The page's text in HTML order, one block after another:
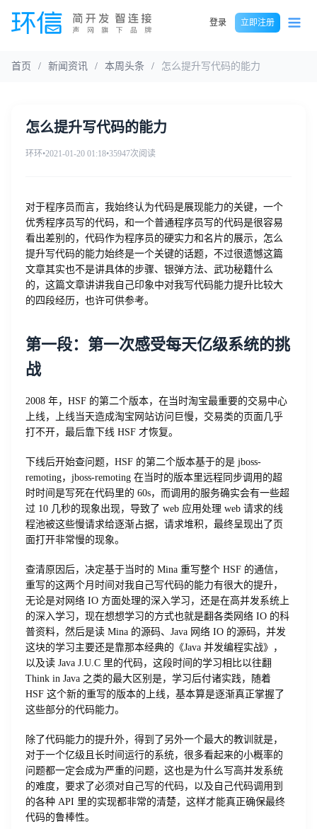
登录 立即注册
首页 / 新闻资讯 / 本周头条 / 怎么提升写代码的能力
怎么提升写代码的能力
环环•2021-01-20 01:18•35947次阅读
对于程序员而言，我始终认为代码是展现能力的关键，一个
优秀程序员写的代码，和一个普通程序员写的代码是很容易
看出差别的，代码作为程序员的硬实力和名片的展示，怎么
提升写代码的能力始终是一个关键的话题，不过很遗憾这篇
文章其实也不是讲具体的步骤、银弹方法、武功秘籍什么
的，这篇文章讲讲我自己印象中对我写代码能力提升比较大
的四段经历，也许可供参考。
第一段：第一次感受每天亿级系统的挑
战
2008 年，HSF 的第二个版本，在当时淘宝最重要的交易中心
上线，上线当天造成淘宝网站访问巨慢，交易类的页面几乎
打不开，最后靠下线 HSF 才恢复。
下线后开始查问题，HSF 的第二个版本基于的是 jboss-
remoting，jboss-remoting 在当时的版本里远程同步调用的超
时时间是写死在代码里的 60s，而调用的服务确实会有一些超
过 10 几秒的现象出现，导致了 web 应用处理 web 请求的线
程池被这些慢请求给逐渐占据，请求堆积，最终呈现出了页
面打开非常慢的现象。
查清原因后，决定基于当时的 Mina 重写整个 HSF 的通信，
重写的这两个月时间对我自己写代码的能力有很大的提升，
无论是对网络 IO 方面处理的深入学习，还是在高并发系统上
的深入学习，现在想想学习的方式也就是翻各类网络 IO 的科
普资料，然后是读 Mina 的源码、Java 网络 IO 的源码，并发
这块的学习主要还是靠那本经典的《Java 并发编程实战》，
以及读 Java J.U.C 里的代码，这段时间的学习相比以往翻
Think in Java 之类的最大区别是，学习后付诸实践，随着
HSF 这个新的重写的版本的上线，基本算是逐渐真正掌握了
这些部分的代码能力。
除了代码能力的提升外，得到了另外一个最大的教训就是，
对于一个亿级且长时间运行的系统，很多看起来的小概率的
问题都一定会成为严重的问题，这也是为什么写高并发系统
的难度，要求了必须对自己写的代码，以及自己代码调用到
的各种 API 里的实现都非常的清楚，这样才能真正确保最终
代码的鲁棒性。